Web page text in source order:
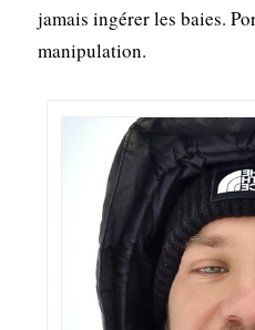
jamais ingérer les baies.
manipulation.